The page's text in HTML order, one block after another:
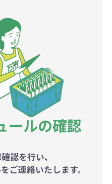
ールの確認
認を行い、
ご連絡いたします。